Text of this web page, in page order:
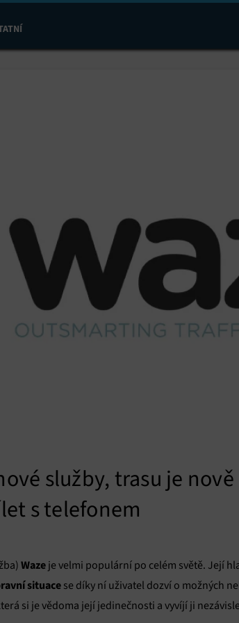
služby, trasu je
s telefonem
Waze je velmi populární po celém světě. Její
situace se díky ní uživatel dozví o možných
si je vědoma její jedinečnosti a vyvíjí ji